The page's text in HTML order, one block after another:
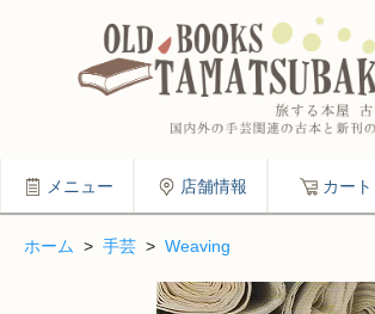
メニュー 店舗情報 カート
ホーム > 手芸 > Weaving